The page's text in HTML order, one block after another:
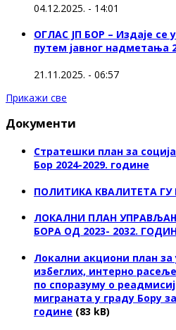
04.12.2025. - 14:01
ОГЛАС ЈП БОР – Издаје се
путем јавног надметања
21.11.2025. - 06:57
Прикажи све
Документи
Стратешки план за
Бор 2024-2029. године
ПОЛИТИКА КВАЛИТЕТА ГУ
ЛОКАЛНИ ПЛАН
БОРА ОД 2023- 2032.
Локални акциони план
избеглих, интерно
по споразуму о
миграната у граду Бору
године (83 kB)